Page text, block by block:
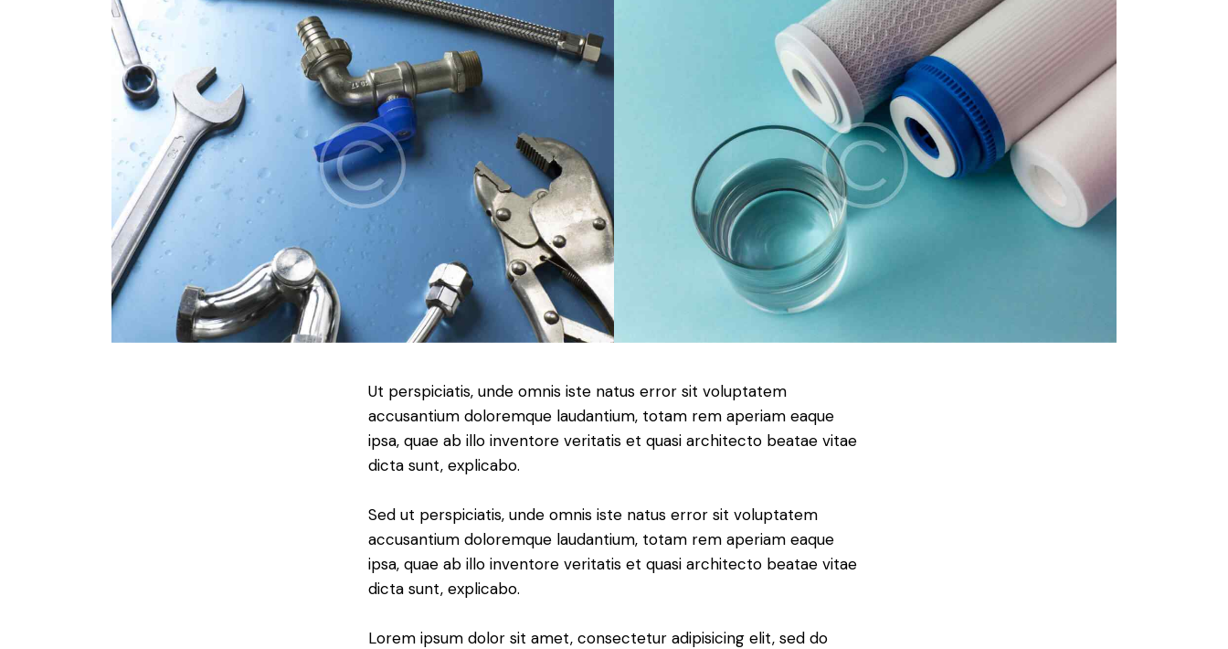
Ut perspiciatis, unde omnis iste natus error sit voluptatem
accusantium doloremque laudantium, totam rem aperiam eaque
ipsa, quae ab illo inventore veritatis et quasi architecto beatae vitae
dicta sunt, explicabo.
Sed ut perspiciatis, unde omnis iste natus error sit voluptatem
accusantium doloremque laudantium, totam rem aperiam eaque
ipsa, quae ab illo inventore veritatis et quasi architecto beatae vitae
dicta sunt, explicabo.
Lorem ipsum dolor sit amet, consectetur adipisicing elit, sed do